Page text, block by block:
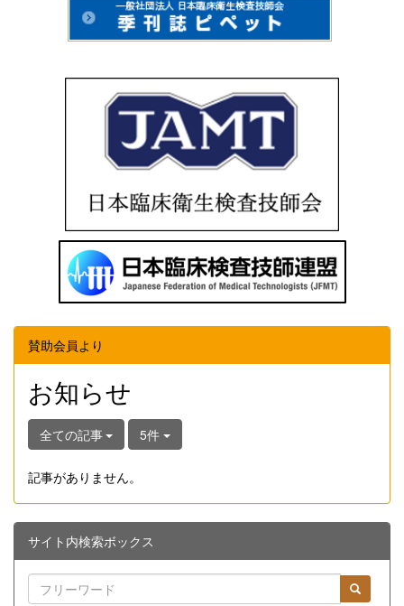
賛助会員より
お知らせ
全ての記事 5件
記事がありません。
サイト内検索ボックス